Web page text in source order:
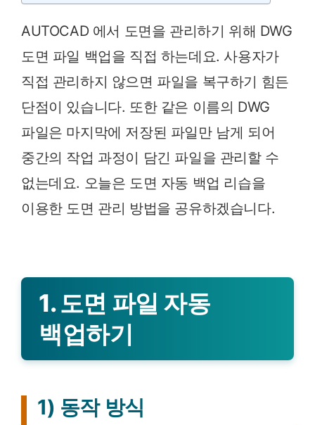
AUTOCAD 에서 도면을 관리하기 위해 DWG
도면 파일 백업을 직접 하는데요. 사용자가
직접 관리하지 않으면 파일을 복구하기 힘든
단점이 있습니다. 또한 같은 이름의 DWG
파일은 마지막에 저장된 파일만 남게 되어
중간의 작업 과정이 담긴 파일을 관리할 수
없는데요. 오늘은 도면 자동 백업 리습을
이용한 도면 관리 방법을 공유하겠습니다.
1. 도면 파일 자동
백업하기
1) 동작 방식